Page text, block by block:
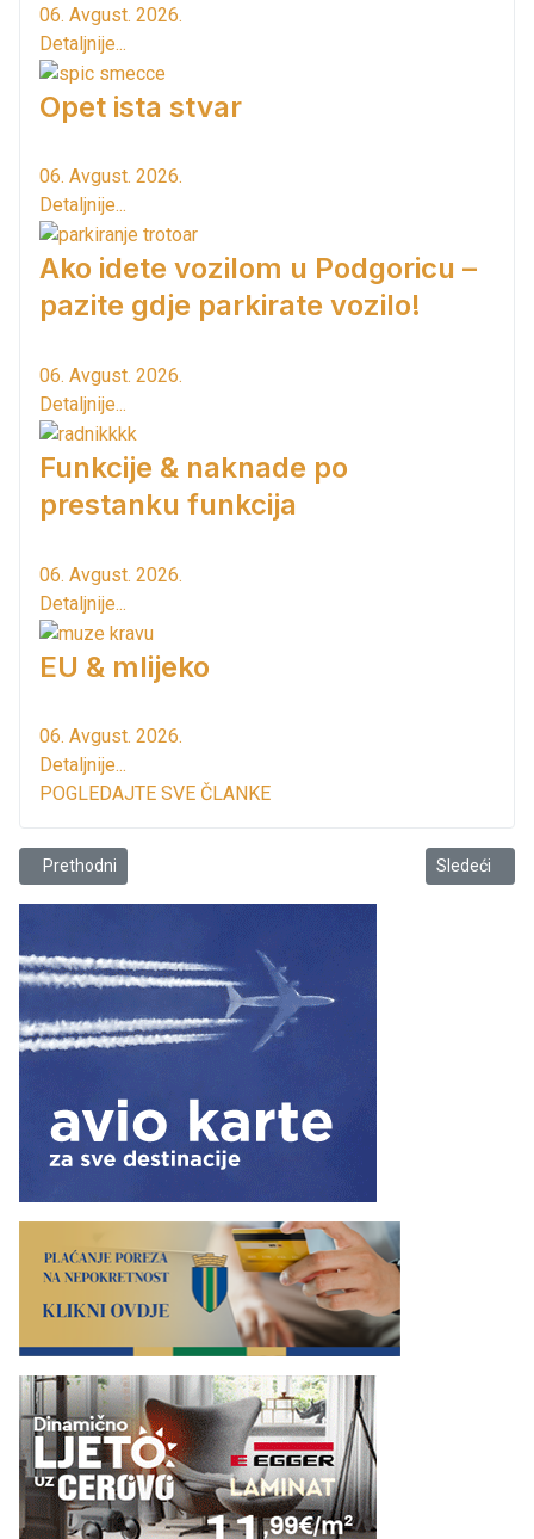
06. Avgust. 2026.
Detaljnije...
Opet ista stvar
06. Avgust. 2026.
Detaljnije...
Ako idete vozilom u Podgoricu –
pazite gdje parkirate vozilo!
06. Avgust. 2026.
Detaljnije...
Funkcije & naknade po
prestanku funkcija
06. Avgust. 2026.
Detaljnije...
EU & mlijeko
06. Avgust. 2026.
Detaljnije...
POGLEDAJTE SVE ČLANKE
Prethodni članak: Asfaltira se dio ulice Rista Lekića
Prethodni Sledeći
Sledeći